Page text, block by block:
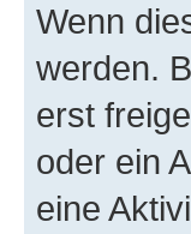
Wenn
werden.
erst
oder ein
eine